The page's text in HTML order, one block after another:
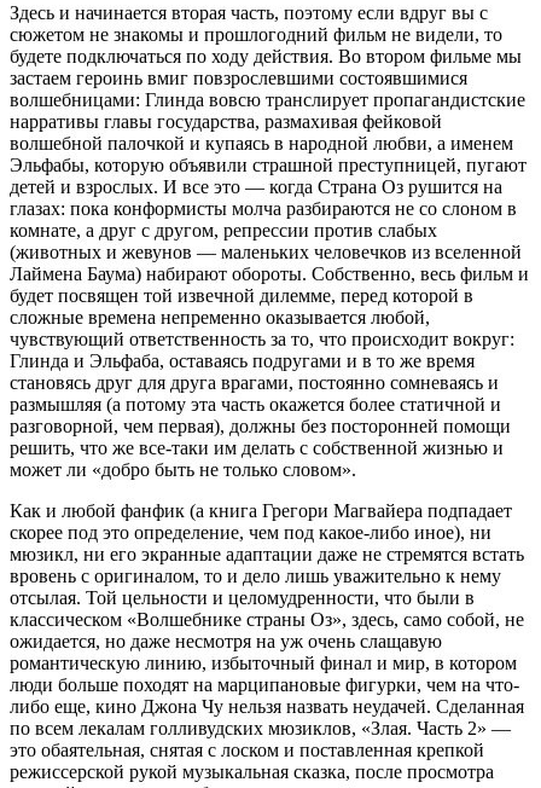
Здесь и начинается вторая часть, поэтому если вдруг вы с
сюжетом не знакомы и прошлогодний фильм не видели, то
будете подключаться по ходу действия. Во втором фильме мы
застаем героинь вмиг повзрослевшими состоявшимися
волшебницами: Глинда вовсю транслирует пропагандистские
нарративы главы государства, размахивая фейковой
волшебной палочкой и купаясь в народной любви, а именем
Эльфабы, которую объявили страшной преступницей, пугают
детей и взрослых. И все это — когда Страна Оз рушится на
глазах: пока конформисты молча разбираются не со слоном в
комнате, а друг с другом, репрессии против слабых
(животных и жевунов — маленьких человечков из вселенной
Лаймена Баума) набирают обороты. Собственно, весь фильм и
будет посвящен той извечной дилемме, перед которой в
сложные времена непременно оказывается любой,
чувствующий ответственность за то, что происходит вокруг:
Глинда и Эльфаба, оставаясь подругами и в то же время
становясь друг для друга врагами, постоянно сомневаясь и
размышляя (а потому эта часть окажется более статичной и
разговорной, чем первая), должны без посторонней помощи
решить, что же все-таки им делать с собственной жизнью и
может ли «добро быть не только словом».
Как и любой фанфик (а книга Грегори Магвайера подпадает
скорее под это определение, чем под какое-либо иное), ни
мюзикл, ни его экранные адаптации даже не стремятся встать
вровень с оригиналом, то и дело лишь уважительно к нему
отсылая. Той цельности и целомудренности, что были в
классическом «Волшебнике страны Оз», здесь, само собой, не
ожидается, но даже несмотря на уж очень слащавую
романтическую линию, избыточный финал и мир, в котором
люди больше походят на марципановые фигурки, чем на что-
либо еще, кино Джона Чу нельзя назвать неудачей. Сделанная
по всем лекалам голливудских мюзиклов, «Злая. Часть 2» —
это обаятельная, снятая с лоском и поставленная крепкой
режиссерской рукой музыкальная сказка, после просмотра